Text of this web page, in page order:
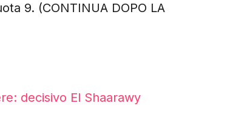
9. (CONTINUA DOPO LA
decisivo El Shaarawy